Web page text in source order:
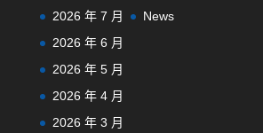
2026 年 7 月
2026 年 6 月
2026 年 5 月
2026 年 4 月
2026 年 3 月
News